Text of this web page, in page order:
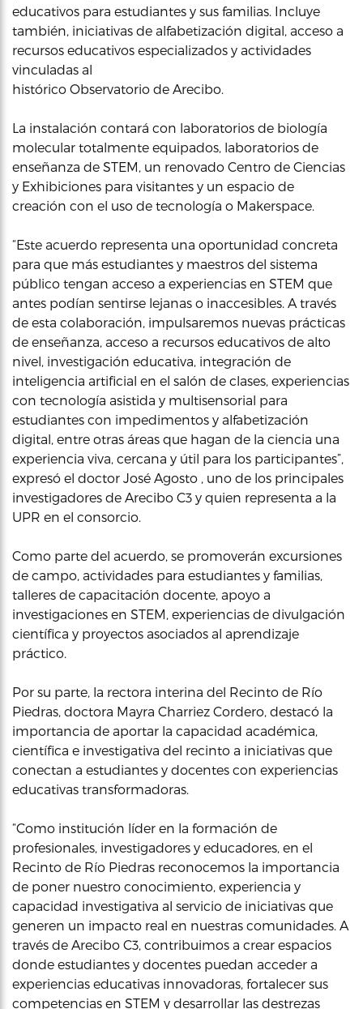
educativos para estudiantes y sus familias. Incluye
también, iniciativas de alfabetización digital, acceso a
recursos educativos especializados y actividades
vinculadas al
histórico Observatorio de Arecibo.
La instalación contará con laboratorios de biología
molecular totalmente equipados, laboratorios de
enseñanza de STEM, un renovado Centro de Ciencias
y Exhibiciones para visitantes y un espacio de
creación con el uso de tecnología o Makerspace.
“Este acuerdo representa una oportunidad concreta
para que más estudiantes y maestros del sistema
público tengan acceso a experiencias en STEM que
antes podían sentirse lejanas o inaccesibles. A través
de esta colaboración, impulsaremos nuevas prácticas
de enseñanza, acceso a recursos educativos de alto
nivel, investigación educativa, integración de
inteligencia artificial en el salón de clases, experiencias
con tecnología asistida y multisensorial para
estudiantes con impedimentos y alfabetización
digital, entre otras áreas que hagan de la ciencia una
experiencia viva, cercana y útil para los participantes”,
expresó el doctor José Agosto , uno de los principales
investigadores de Arecibo C3 y quien representa a la
UPR en el consorcio.
Como parte del acuerdo, se promoverán excursiones
de campo, actividades para estudiantes y familias,
talleres de capacitación docente, apoyo a
investigaciones en STEM, experiencias de divulgación
científica y proyectos asociados al aprendizaje
práctico.
Por su parte, la rectora interina del Recinto de Río
Piedras, doctora Mayra Charriez Cordero, destacó la
importancia de aportar la capacidad académica,
científica e investigativa del recinto a iniciativas que
conectan a estudiantes y docentes con experiencias
educativas transformadoras.
“Como institución líder en la formación de
profesionales, investigadores y educadores, en el
Recinto de Río Piedras reconocemos la importancia
de poner nuestro conocimiento, experiencia y
capacidad investigativa al servicio de iniciativas que
generen un impacto real en nuestras comunidades. A
través de Arecibo C3, contribuimos a crear espacios
donde estudiantes y docentes puedan acceder a
experiencias educativas innovadoras, fortalecer sus
competencias en STEM y desarrollar las destrezas